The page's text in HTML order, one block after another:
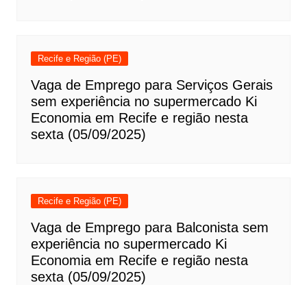
Recife e Região (PE)
Vaga de Emprego para Serviços Gerais
sem experiência no supermercado Ki
Economia em Recife e região nesta
sexta (05/09/2025)
Recife e Região (PE)
Vaga de Emprego para Balconista sem
experiência no supermercado Ki
Economia em Recife e região nesta
sexta (05/09/2025)